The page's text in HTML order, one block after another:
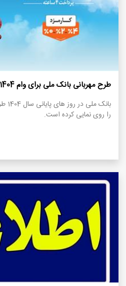
طرح مهربانی بانک ملی برای وام 1404
را روی نمایی کرده است.